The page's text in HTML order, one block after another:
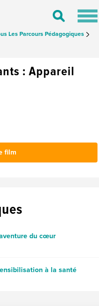
Toggle
Les Parcours Pédagogiques
: Appareil
film
du cœur
à la santé